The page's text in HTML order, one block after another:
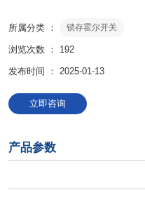
所属分类 ： 锁存霍尔开关
浏览次数 ： 192
发布时间 ： 2025-01-13
立即咨询
产品参数